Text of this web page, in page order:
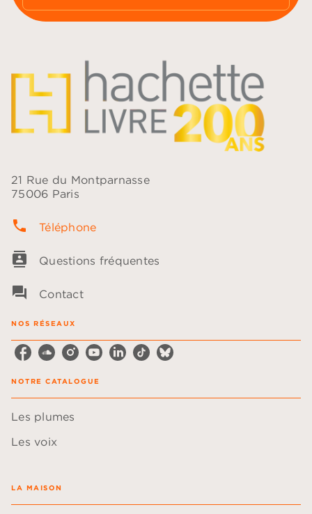
21 Rue du Montparnasse
75006 Paris
phone Téléphone
contacts Questions fréquentes
question_answer Contact
NOS RÉSEAUX
NOTRE CATALOGUE
Les plumes
Les voix
LA MAISON